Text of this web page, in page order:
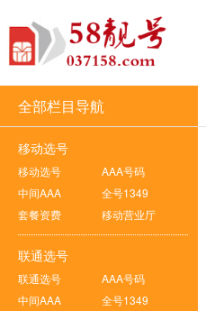
全部栏目导航
移动选号
移动选号
AAA号码
中间AAA
全号1349
套餐资费
移动营业厅
联通选号
联通选号
AAA号码
中间AAA
全号1349